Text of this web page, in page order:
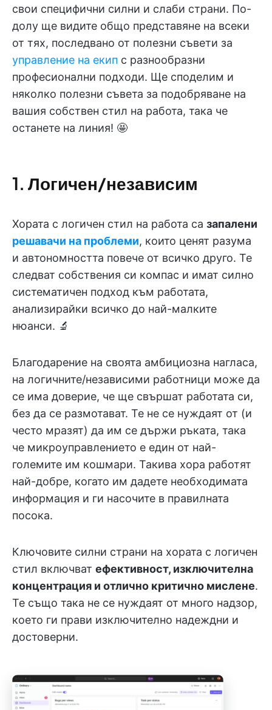
свои специфични силни и слаби страни. По-
долу ще видите общо представяне на всеки
от тях, последвано от полезни съвети за
управление на екип с разнообразни
професионални подходи. Ще споделим и
няколко полезни съвета за подобряване на
вашия собствен стил на работа, така че
останете на линия! 🤩
1. Логичен/независим
Хората с логичен стил на работа са запалени
решавачи на проблеми, които ценят разума
и автономността повече от всичко друго. Те
следват собствения си компас и имат силно
систематичен подход към работата,
анализирайки всичко до най-малките
нюанси. 🔬
Благодарение на своята амбициозна нагласа,
на логичните/независими работници може да
се има доверие, че ще свършат работата си,
без да се размотават. Те не се нуждаят от (и
често мразят) да им се държи ръката, така
че микроуправлението е един от най-
големите им кошмари. Такива хора работят
най-добре, когато им дадете необходимата
информация и ги насочите в правилната
посока.
Ключовите силни страни на хората с логичен
стил включват ефективност, изключителна
концентрация и отлично критично мислене.
Те също така не се нуждаят от много надзор,
което ги прави изключително надеждни и
достоверни.